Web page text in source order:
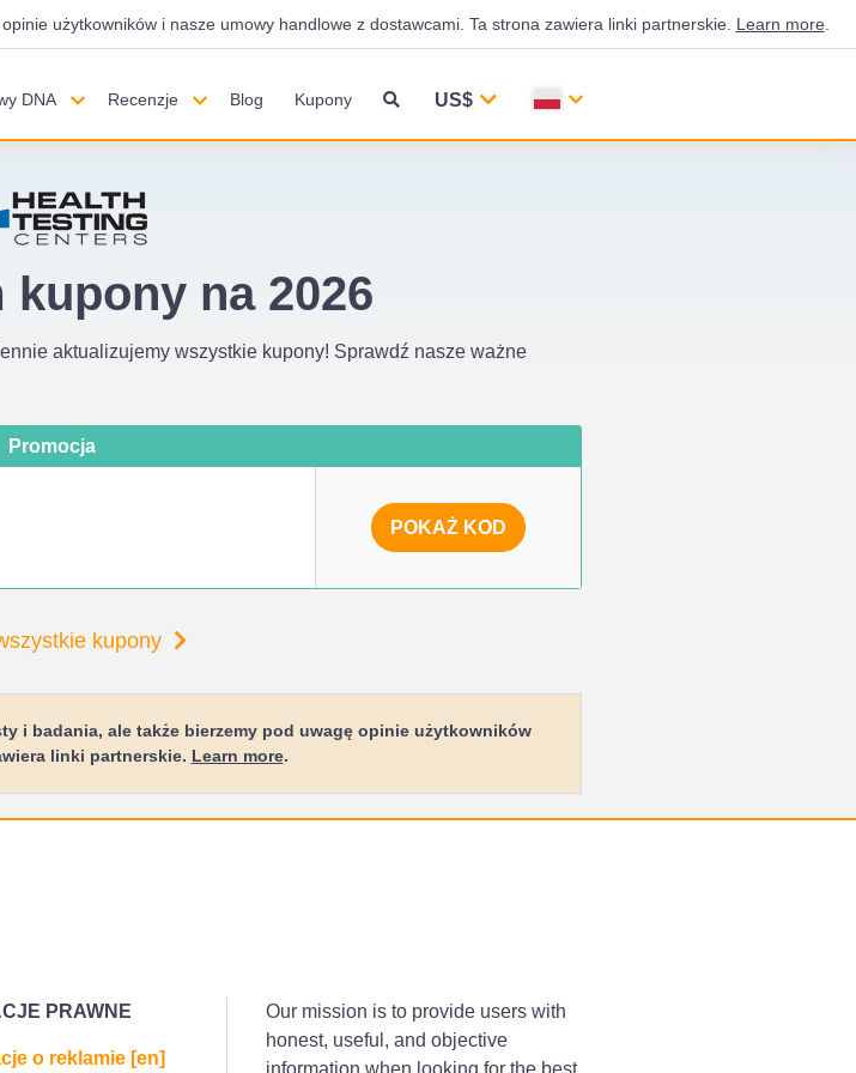
użytkowników i nasze umowy handlowe z dostawcami. Ta strona zawiera linki partnerskie. Learn more.
DNA Recenzje Blog Kupony US$
kupony na 2026
aktualizujemy wszystkie kupony! Sprawdź nasze ważne
Promocja
POKAŻ KOD
kupony
i badania, ale także bierzemy pod uwagę opinie użytkowników
linki partnerskie. Learn more.
PRAWNE
o reklamie [en]
Our mission is to provide users with
honest, useful, and objective
information when looking for the best